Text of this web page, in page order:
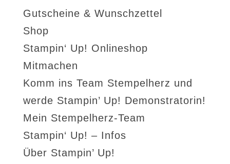
Gutscheine & Wunschzettel
Shop
Stampin‘ Up! Onlineshop
Mitmachen
Komm ins Team Stempelherz und
werde Stampin’ Up! Demonstratorin!
Mein Stempelherz-Team
Stampin‘ Up! – Infos
Über Stampin’ Up!